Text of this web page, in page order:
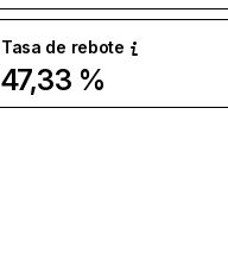
Tasa de rebote
47,33 %